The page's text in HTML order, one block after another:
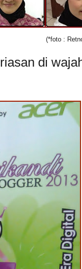
(*foto :
di